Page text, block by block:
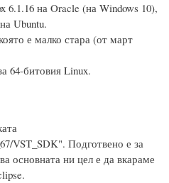
6.1.16 на Oracle (на Windows 10),
Ubuntu.
е малко стара (от март
64-битовия Linux.
VST_SDK". Подготвено е за
основната ни цел е да вкараме